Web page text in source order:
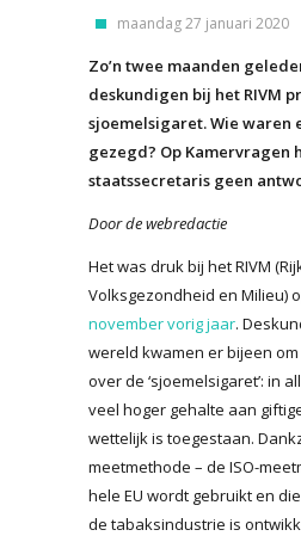
maandag 27 januari 2020
Zo’n twee maanden
deskundigen bij het RIVM
sjoemelsigaret. Wie waren
gezegd? Op Kamervragen
staatssecretaris geen
Door de webredactie
Het was druk bij het RIVM
Volksgezondheid en Milieu)
november vorig jaar.
wereld kwamen er bijeen
over de ‘sjoemelsigaret’: in
veel hoger gehalte aan
wettelijk is toegestaan.
meetmethode – de ISO-
hele EU wordt gebruikt en
de tabaksindustrie is